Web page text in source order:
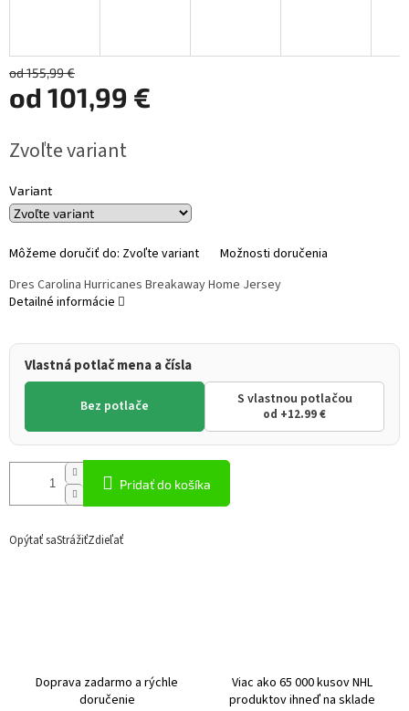
od 155,99 €
od 101,99 €
cena:
Zvoľte variant
Variant
Môžeme doručiť do: Zvoľte variant Možnosti doručenia
Vlastná potlač mena a čísla
Bez potlače S vlastnou potlačou
od +12.99 €
Pridať do košíka
Dres Carolina Hurricanes Breakaway Home Jersey
Detailné informácie
Opýtať saStrážiťZdieľať
Doprava zadarmo a rýchle
doručenie
Viac ako 65 000 kusov NHL
produktov ihneď na sklade